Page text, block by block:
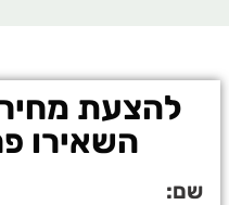
להצעת
השאירו
שם: